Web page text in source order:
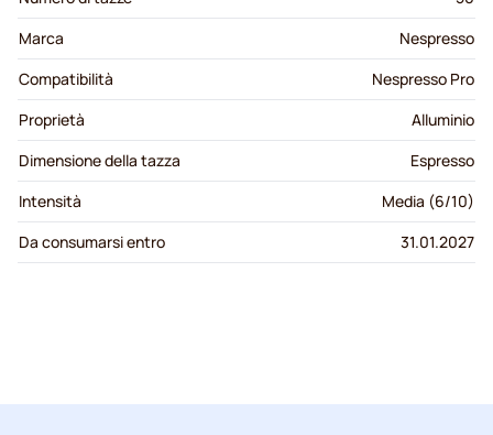
Marca
Nespresso
Compatibilità
Nespresso Pro
Proprietà
Alluminio
Dimensione della tazza
Espresso
Intensità
Media (6/10)
Da consumarsi entro
31.01.2027